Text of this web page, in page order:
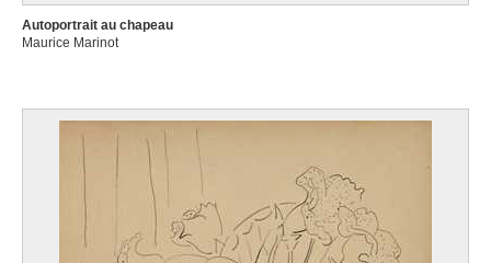
Autoportrait au chapeau
Maurice Marinot